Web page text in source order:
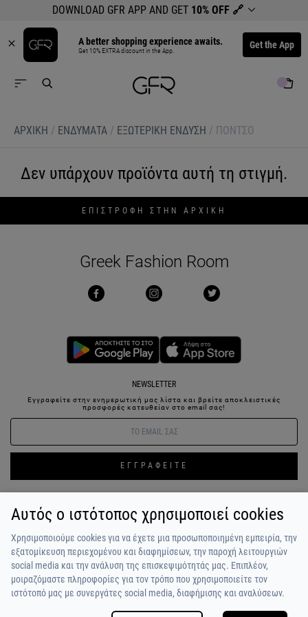
DOWNLOAD GFR APP AND GET 10% OFF 🔗
A better shopping experience awaits.
Get 10% EXTRA discount in the App. Get the App
ΑΡΧΙΚΉ / ΕΝΔΥΜΑΤΑ / ΕΞΩΤΕΡΙΚΗ ΕΝΔΥΣΗ / ΠΟΝΤΣΟ
Δεν υπάρχουν προϊόντα αυτή τη στιγμή.
ΕΠΙΣΤΡΟΦΗ ΣΤΗΝ ΑΡΧΙΚΗ
Greek Fashion Room
NEWSLETTER
Εγγραφείτε στην ενημερωτική μας λίστα και βρείτε αποκλειστικές
προσφορές κατευθείαν στο email σας!
ΕΓΓΡΑΦΕΙΤΕ
ΣΥΝΔΕΣΗ / ΕΓΓΡΑΦΗ ΑΓΑΠΗΜΕΝΑ ΕΠΙΚΟΙΝΩΝΙΑ
ΟΡΟΙ ΧΡΗΣΗΣ
ΠΟΙΟΙ ΕΙΜΑΣΤΕ
ΠΛΗΡΩΜΗ / ΑΠΟΣΤΟΛΗ
ΠΟΛΙΤΙΚΗ ΑΠΟΡΡΗΤΟΥ
Η ΟΜΑΔΑ
ΣΧΟΛΙΑ
ΠΕΛΑΤΩΝ
Αυτός ο ιστότοπος χρησιμοποιεί cookies
Χρησιμοποιούμε cookies για να έχετε μια προσωποποιημένη εμπειρία, την
εξατομίκευση περιεχομένου και διαφημίσεων, την παροχή λειτουργιών
social media και την ανάλυση της επισκεψιμότητάς μας. Επιπλέον,
μοιραζόμαστε πληροφορίες για τον τρόπο που χρησιμοποιείτε τον
ιστότοπό μας με συνεργάτες social media, διαφήμισης και αναλύσεων.